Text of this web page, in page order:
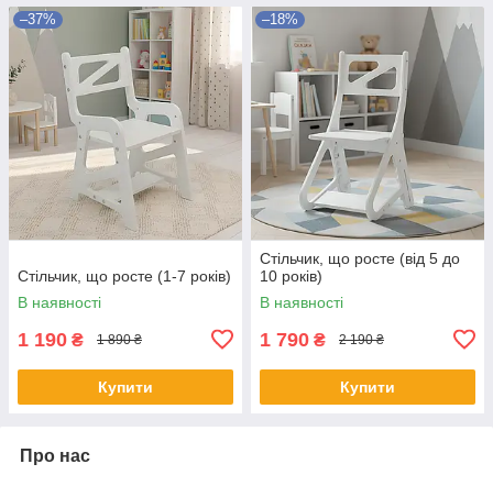
–37%
Стільчик, що росте (1-7 років)
В наявності
1 190 ₴ 1 890 ₴
Купити
–18%
Стільчик, що росте (від 5 до
10 років)
В наявності
1 790 ₴ 2 190 ₴
Купити
Про нас